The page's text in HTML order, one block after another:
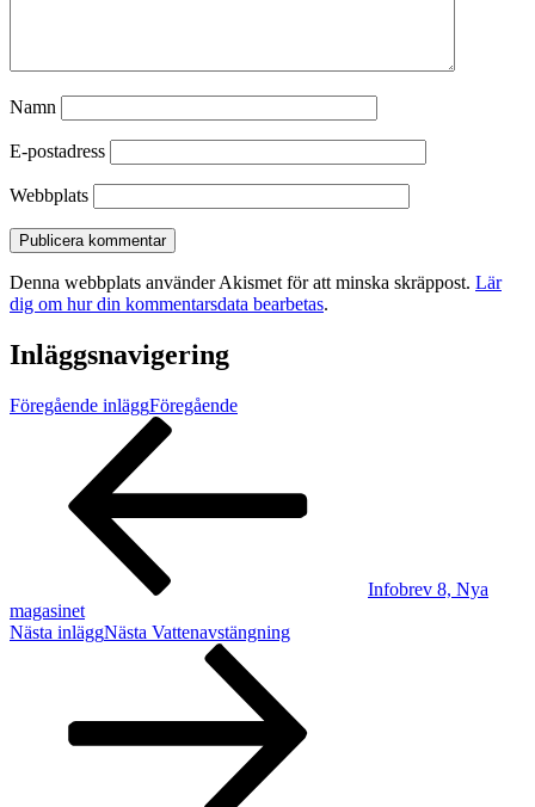
Namn
E-postadress
Webbplats
Denna webbplats använder Akismet för att minska skräppost. Lär
dig om hur din kommentarsdata bearbetas.
Inläggsnavigering
Föregående inläggFöregående
Infobrev 8, Nya
magasinet
Nästa inläggNästa Vattenavstängning